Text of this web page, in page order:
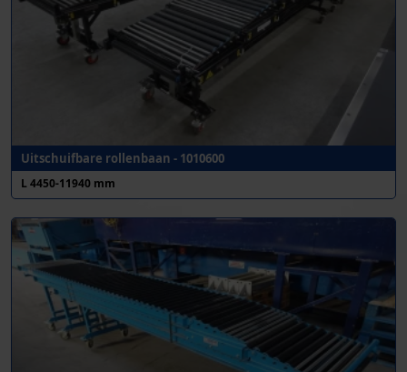
Uitschuifbare rollenbaan - 1010600
L 4450-11940 mm